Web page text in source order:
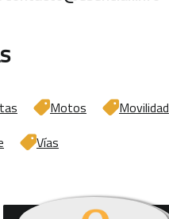
Motos Movilidad
Vías